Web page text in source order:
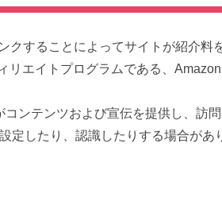
クすることによってサイトが紹介料
リエイトプログラムである、
ンテンツおよび宣伝を提供し、訪
定したり、認識したりする場合があ